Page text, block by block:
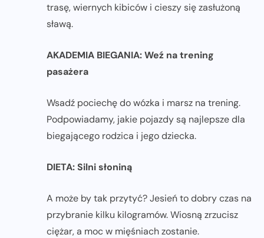
trasę, wiernych kibiców i cieszy się zasłużoną
sławą.
AKADEMIA BIEGANIA:Weź na trening
pasażera
Wsadź pociechę do wózka i marsz na trening.
Podpowiadamy, jakie pojazdy są najlepsze dla
biegającego rodzica i jego dziecka.
DIETA: Silni słoniną
A może by tak przytyć? Jesień to dobry czas na
przybranie kilku kilogramów. Wiosną zrzucisz
ciężar, a moc w mięśniach zostanie.